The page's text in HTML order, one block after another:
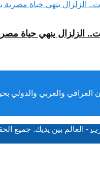
الزلزال ينهي حياة
العراقي والعربي والدولي
- العالم بين يديك. جميع